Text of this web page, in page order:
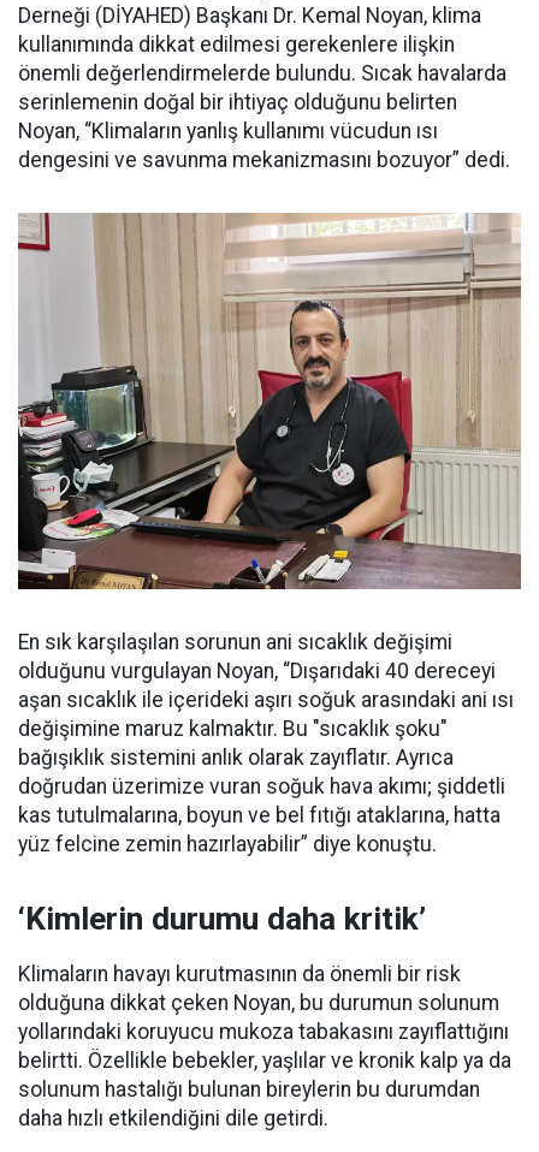
Derneği (DİYAHED) Başkanı Dr. Kemal Noyan, klima
kullanımında dikkat edilmesi gerekenlere ilişkin
önemli değerlendirmelerde bulundu. Sıcak havalarda
serinlemenin doğal bir ihtiyaç olduğunu belirten
Noyan, “Klimaların yanlış kullanımı vücudun ısı
dengesini ve savunma mekanizmasını bozuyor” dedi.
En sık karşılaşılan sorunun ani sıcaklık değişimi
olduğunu vurgulayan Noyan, “Dışarıdaki 40 dereceyi
aşan sıcaklık ile içerideki aşırı soğuk arasındaki ani ısı
değişimine maruz kalmaktır. Bu "sıcaklık şoku"
bağışıklık sistemini anlık olarak zayıflatır. Ayrıca
doğrudan üzerimize vuran soğuk hava akımı; şiddetli
kas tutulmalarına, boyun ve bel fıtığı ataklarına, hatta
yüz felcine zemin hazırlayabilir” diye konuştu.
‘Kimlerin durumu daha kritik’
Klimaların havayı kurutmasının da önemli bir risk
olduğuna dikkat çeken Noyan, bu durumun solunum
yollarındaki koruyucu mukoza tabakasını zayıflattığını
belirtti. Özellikle bebekler, yaşlılar ve kronik kalp ya da
solunum hastalığı bulunan bireylerin bu durumdan
daha hızlı etkilendiğini dile getirdi.